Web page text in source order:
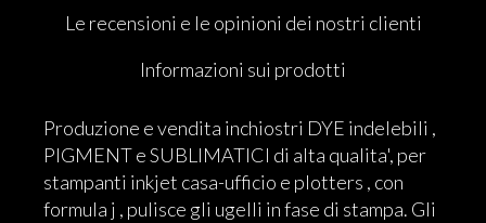
Le recensioni e le opinioni dei nostri clienti
Informazioni sui prodotti
Produzione e vendita inchiostri DYE indelebili ,
PIGMENT e SUBLIMATICI di alta qualita', per
stampanti inkjet casa-ufficio e plotters , con
formula j , pulisce gli ugelli in fase di stampa. Gli